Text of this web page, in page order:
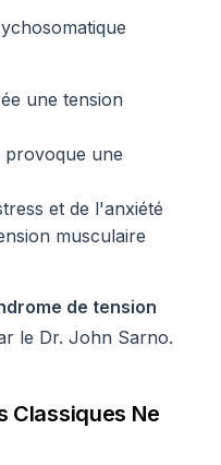
une tension
une
et de l'anxiété
musculaire
de tension
le Dr. John Sarno.
Classiques Ne